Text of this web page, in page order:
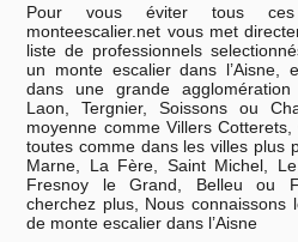
Pour vous éviter tous
monteescalier.net vous met
liste de professionnels
un monte escalier dans l’Aisne,
dans une grande
Laon, Tergnier, Soissons ou
moyenne comme Villers
toutes comme dans les villes plus
Marne, La Fère, Saint Michel,
Fresnoy le Grand, Belleu ou
cherchez plus, Nous connaissons
de monte escalier dans l’Aisne